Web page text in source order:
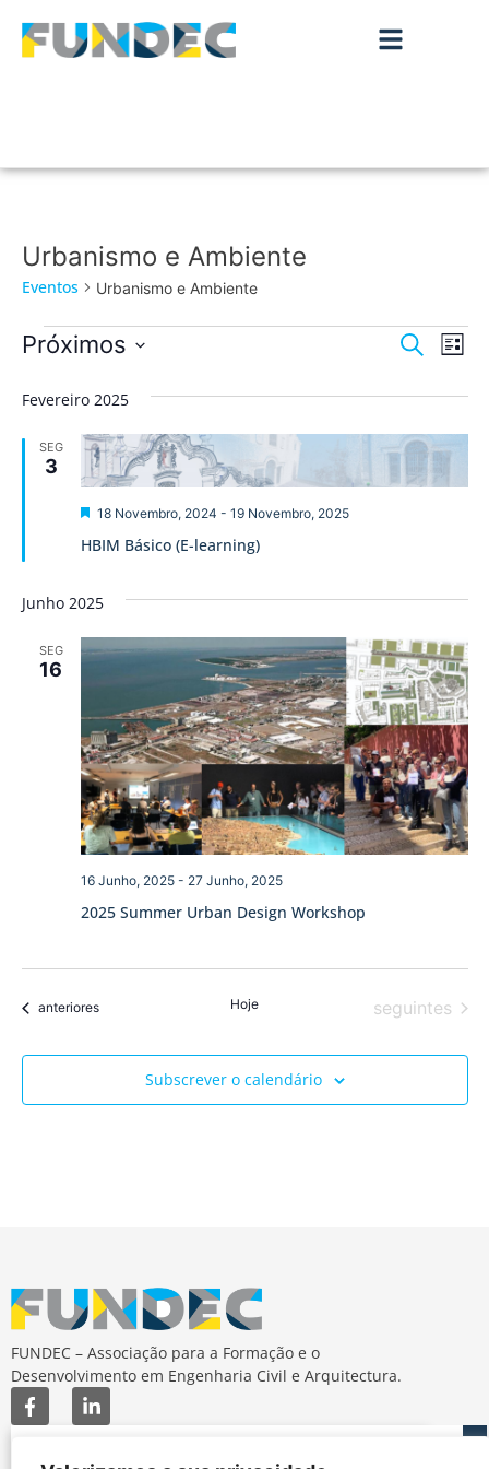
Urbanismo e Ambiente
Eventos Urbanismo e Ambiente
de
e
Pesquisar
de
Lista
Próximos
data.
Fevereiro 2025
SEG
3
HBIM Básico (E-learning)
Destaque
18 Novembro, 2024 - 19 Novembro, 2025
Junho 2025
SEG
16
2025 Summer Urban Design Workshop
16 Junho, 2025- 27 Junho, 2025
Eventos
anteriores Hoje Eventos
seguintes
Subscrever o calendário
FUNDEC – Associação para a Formação e o
Desenvolvimento em Engenharia Civil e Arquitectura.